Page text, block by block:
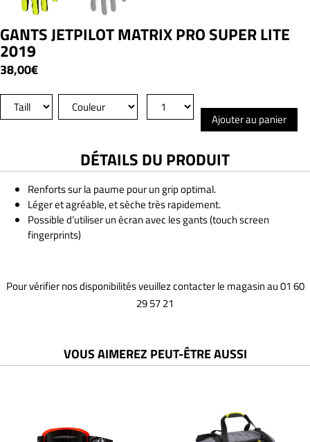
GANTS JETPILOT MATRIX PRO SUPER LITE
2019
38,00€
Ajouter au panier
DÉTAILS DU PRODUIT
Renforts sur la paume pour un grip optimal.
Léger et agréable, et sèche très rapidement.
Possible d’utiliser un écran avec les gants (touch screen
fingerprints)
Pour vérifier nos disponibilités veuillez contacter le magasin au 01 60
29 57 21
VOUS AIMEREZ PEUT-ÊTRE AUSSI